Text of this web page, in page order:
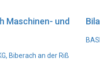
Maschinen- und
Biberach an der Riß